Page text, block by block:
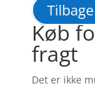
Køb
fragt
Det er ikke